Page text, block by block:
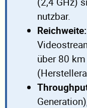
nutzbar.
Reichweite:
über 80